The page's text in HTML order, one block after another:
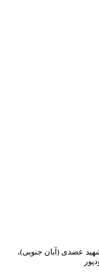
عضدی (آبان جنوبی)،